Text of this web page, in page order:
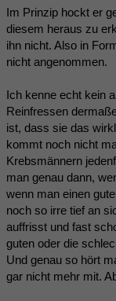
Im Prinzip hockt er
diesem heraus zu
ihn nicht. Also in
nicht angenommen.
Ich kenne echt kein
Reinfressen
ist, dass sie das
kommt noch nicht
Krebsmännern
man genau dann,
wenn man einen
noch so irre tief an
auffrisst und fast
guten oder die
Und genau so hört
gar nicht mehr mit.